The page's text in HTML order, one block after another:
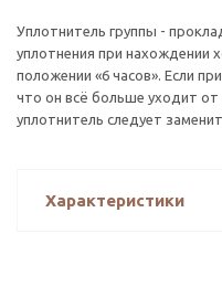
Уплотнитель группы -
уплотнения при нахождении
положении «6 часов». Если
что он всё больше уходит от
уплотнитель следует
Характеристики